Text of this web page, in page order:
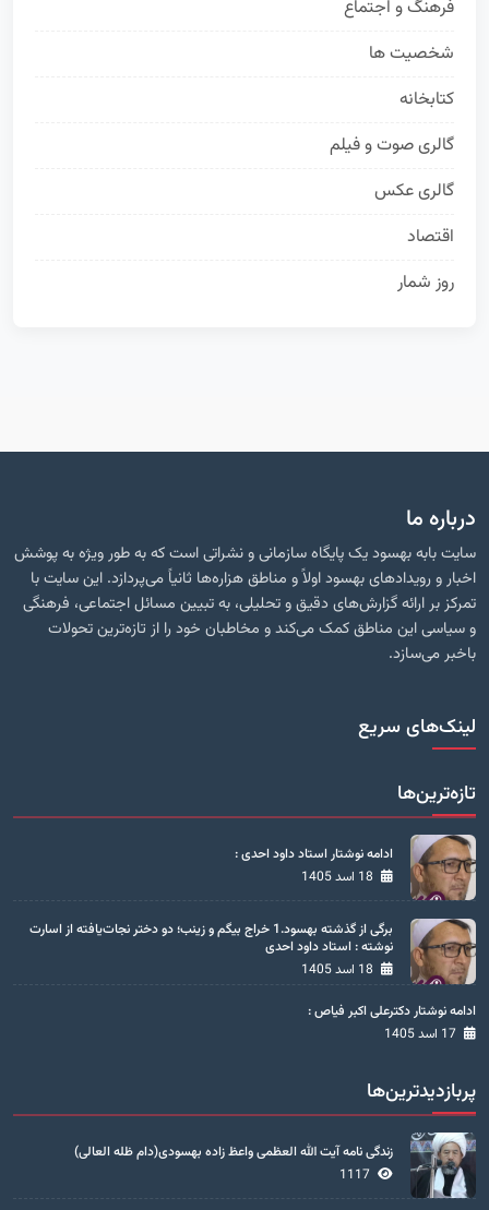
فرهنگ و اجتماع
شخصیت ها
کتابخانه
گالری صوت و فیلم
گالری عکس
اقتصاد
روز شمار
درباره ما
سایت بابه بهسود یک پایگاه سازمانی و نشراتی است که به طور ویژه به پوشش
اخبار و رویدادهای بهسود اولاً و مناطق هزاره‌ها ثانیاً می‌پردازد. این سایت با
تمرکز بر ارائه گزارش‌های دقیق و تحلیلی، به تبیین مسائل اجتماعی، فرهنگی
و سیاسی این مناطق کمک می‌کند و مخاطبان خود را از تازه‌ترین تحولات
باخبر می‌سازد.
لینک‌های سریع
تازه‌ترین‌ها
ادامه نوشتار استاد داود احدی :
برگی از گذشته بهسود.1 خراج بیگم و زینب؛ دو دختر نجات‌یافته از اسارت
نوشته : استاد داود احدی
ادامه نوشتار دکترعلی اکبر فیاص :
پربازدیدترین‌ها
زندگی نامه آیت الله العظمی واعظ زاده بهسودی(دام ظله العالی)